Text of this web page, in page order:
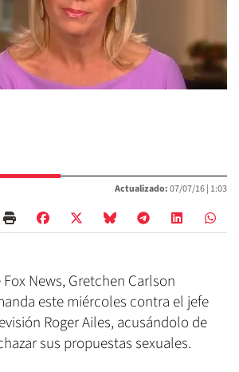
Actualizado:07/07/16 | 1:03
News, Gretchen Carlson
este miércoles contra el jefe
Roger Ailes, acusándolo de
sus propuestas sexuales.